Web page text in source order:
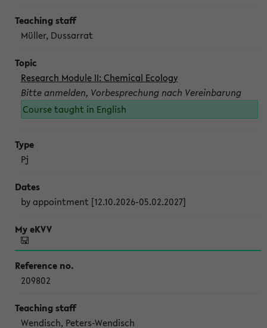
Müller, Dussarrat
Research Module II: Chemical Ecology
Bitte anmelden, Vorbesprechung nach Vereinbarung
Course taught in English
Pj
by appointment [12.10.2026-05.02.2027]
209802
Wendisch, Peters-Wendisch